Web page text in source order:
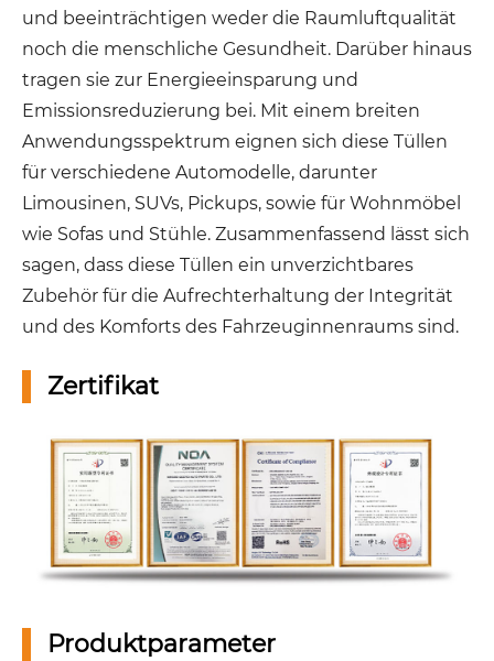
und beeinträchtigen weder die Raumluftqualität
noch die menschliche Gesundheit. Darüber hinaus
tragen sie zur Energieeinsparung und
Emissionsreduzierung bei. Mit einem breiten
Anwendungsspektrum eignen sich diese Tüllen
für verschiedene Automodelle, darunter
Limousinen, SUVs, Pickups, sowie für Wohnmöbel
wie Sofas und Stühle. Zusammenfassend lässt sich
sagen, dass diese Tüllen ein unverzichtbares
Zubehör für die Aufrechterhaltung der Integrität
und des Komforts des Fahrzeuginnenraums sind.
Zertifikat
Produktparameter